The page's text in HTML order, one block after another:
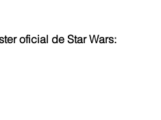
oficial de Star Wars: